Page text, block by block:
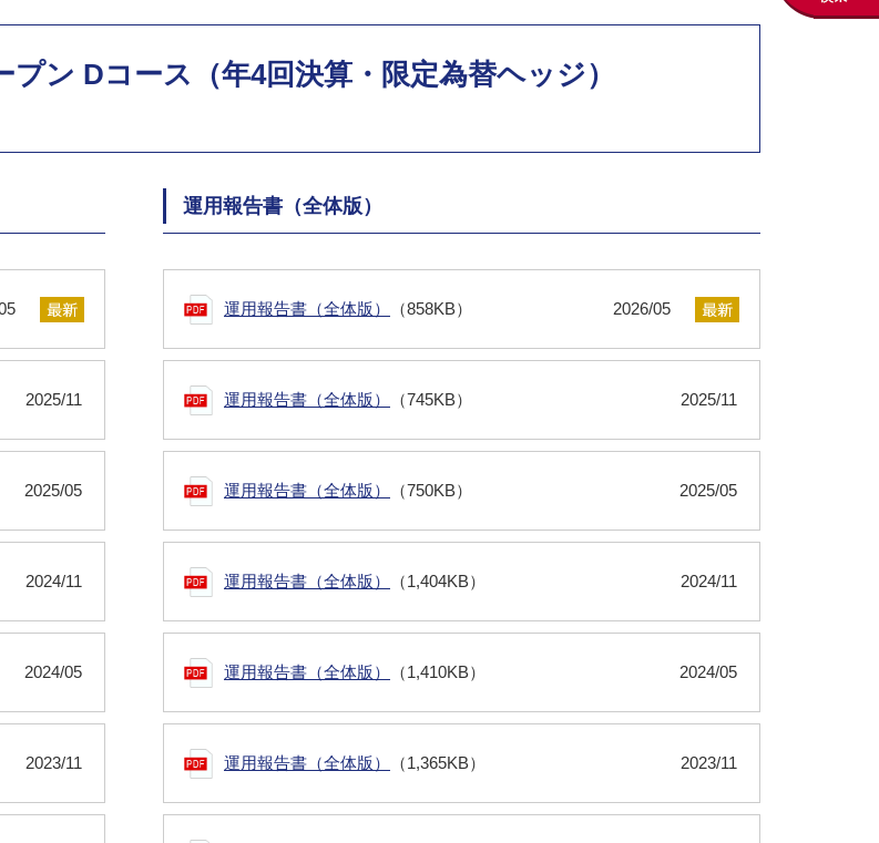
ン Dコース（年4回決算・限定為替ヘッジ）
2025/11
2025/05
2024/11
2024/05
2023/11
運用報告書（全体版）
運用報告書（全体版） （858KB） 2026/05
運用報告書（全体版） （745KB） 2025/11
運用報告書（全体版） （750KB） 2025/05
運用報告書（全体版） （1,404KB） 2024/11
運用報告書（全体版） （1,410KB） 2024/05
運用報告書（全体版） （1,365KB） 2023/11